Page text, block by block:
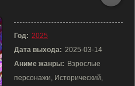
Год: 2025
Дата выхода: 2025-03-14
Аниме жанры: Взрослые
персонажи, Исторический,